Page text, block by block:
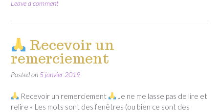
Leave a comment
Recevoir un
remerciement
Posted on 5 janvier 2019
Recevoir un remerciement
Je ne me lasse pas de lire et
relire « Les mots sont des fenêtres (ou bien ce sont des